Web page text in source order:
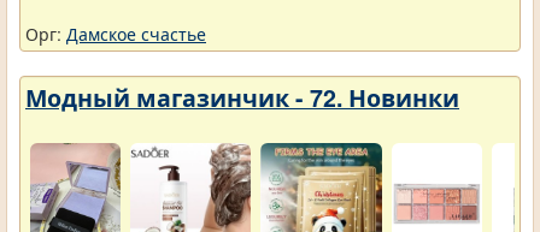
Орг: Дамское счастье
Модный магазинчик - 72. Новинки